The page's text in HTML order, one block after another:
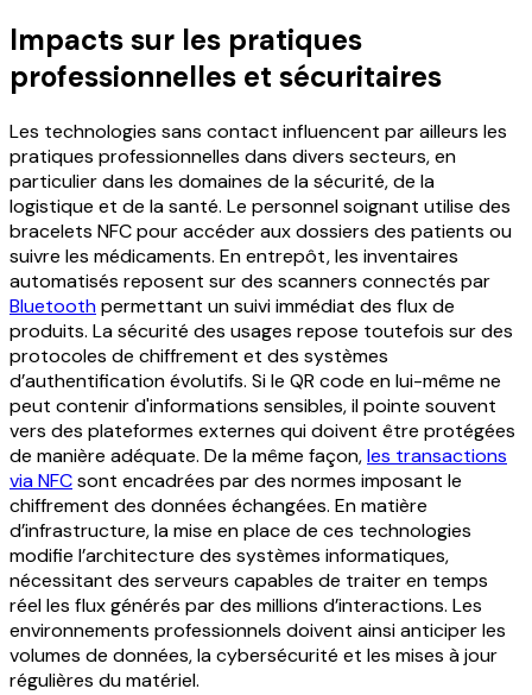
Impacts sur les pratiques
professionnelles et sécuritaires
Les technologies sans contact influencent par ailleurs les
pratiques professionnelles dans divers secteurs, en
particulier dans les domaines de la sécurité, de la
logistique et de la santé. Le personnel soignant utilise des
bracelets NFC pour accéder aux dossiers des patients ou
suivre les médicaments. En entrepôt, les inventaires
automatisés reposent sur des scanners connectés par
Bluetoothpermettant un suivi immédiat des flux de
produits. La sécurité des usages repose toutefois sur des
protocoles de chiffrement et des systèmes
d’authentification évolutifs. Si le QR code en lui-même ne
peut contenir d'informations sensibles, il pointe souvent
vers des plateformes externes qui doivent être protégées
de manière adéquate. De la même façon,les transactions
via NFCsont encadrées par des normes imposant le
chiffrement des données échangées. En matière
d’infrastructure, la mise en place de ces technologies
modifie l’architecture des systèmes informatiques,
nécessitant des serveurs capables de traiter en temps
réel les flux générés par des millions d’interactions. Les
environnements professionnels doivent ainsi anticiper les
volumes de données, la cybersécurité et les mises à jour
régulières du matériel.